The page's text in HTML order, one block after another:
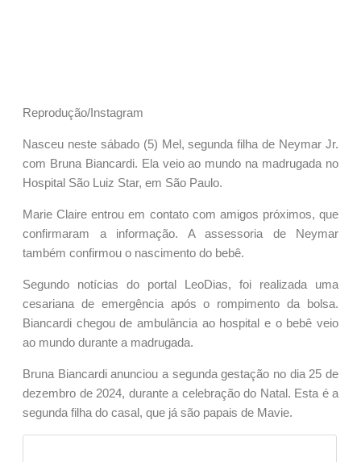
Reprodução/Instagram
Nasceu neste sábado (5) Mel, segunda filha de Neymar Jr.
com Bruna Biancardi. Ela veio ao mundo na madrugada no
Hospital São Luiz Star, em São Paulo.
Marie Claire entrou em contato com amigos próximos, que
confirmaram a informação. A assessoria de Neymar
também confirmou o nascimento do bebê.
Segundo notícias do portal LeoDias, foi realizada uma
cesariana de emergência após o rompimento da bolsa.
Biancardi chegou de ambulância ao hospital e o bebê veio
ao mundo durante a madrugada.
Bruna Biancardi anunciou a segunda gestação no dia 25 de
dezembro de 2024, durante a celebração do Natal. Esta é a
segunda filha do casal, que já são papais de Mavie.